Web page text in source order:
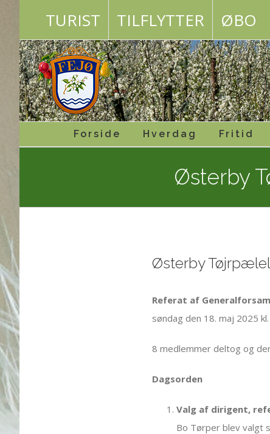
content
TURIST TILFLYTTER ØBO
Forside Hverdag Fritid
Østerby
Østerby
Referat af
søndag den 18. maj 2025
8 medlemmer deltog og
Dagsorden
Valg af dirigent,
Bo Tørper blev valgt